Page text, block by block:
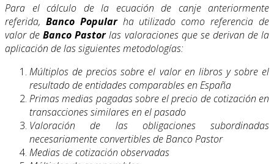
Para el cálculo de la ecuación de canje anteriormente
referida, Banco Popularha utilizado como referencia de
valor deBanco Pastorlas valoraciones que se derivan de la
aplicación de las siguientes metodologías:
Múltiplos de precios sobre el valor en libros y sobre el
resultado de entidades comparables en España
Primas medias pagadas sobre el precio de cotización en
transacciones similares en el pasado
Valoración de las obligaciones subordinadas
necesariamente convertibles de Banco Pastor
Medias de cotización observadas